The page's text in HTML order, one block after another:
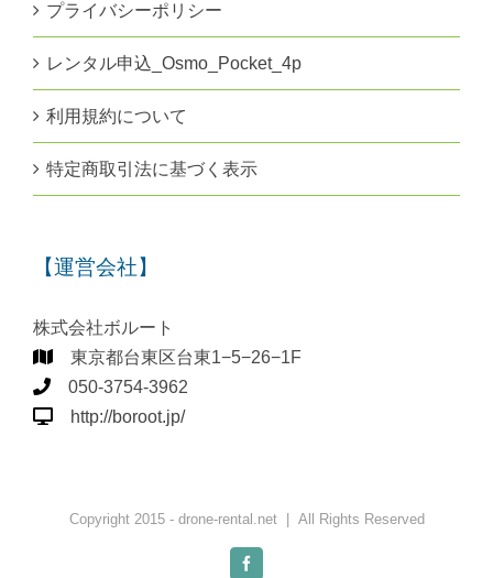
プライバシーポリシー
レンタル申込_Osmo_Pocket_4p
利用規約について
特定商取引法に基づく表示
【運営会社】
株式会社ボルート
東京都台東区台東1−5−26−1F
050-3754-3962
http://boroot.jp/
Copyright 2015 - drone-rental.net | All Rights Reserved
Facebook